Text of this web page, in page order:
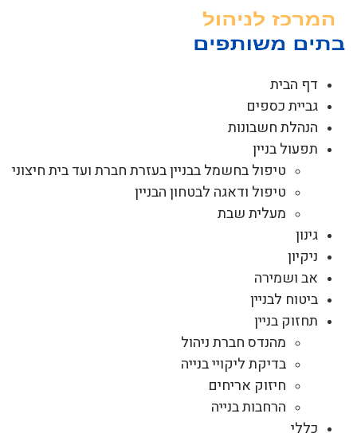
דף הבית
גביית כספים
הנהלת חשבונות
תפעול בניין
טיפול בחשמל בבניין בעזרת חברת ועד בית חיצוני
טיפול ודאגה לבטחון הבניין
מעלית שבת
גינון
ניקיון
אב ושמירה
ביטוח לבניין
תחזוק בניין
מהנדס חברת ניהול
בדיקת ליקויי בנייה
חיזוק אריחים
הרחבות בנייה
כללי